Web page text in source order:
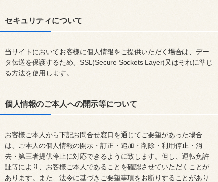
セキュリティについて
当サイトにおいてお客様に個人情報をご提供いただく場合は、デー
タ伝送を保護するため、SSL(Secure Sockets Layer)又はそれに準じ
る方法を使用します。
個人情報のご本人への開示等について
お客様ご本人から下記お問合せ窓口を通じてご要望があった場合
は、ご本人の個人情報の開示・訂正・追加・削除・利用停止・消
去・第三者提供停止に対応できるように致します。但し、運転免許
証等により、お客様ご本人であることを確認させていただくことが
あります。また、法令に基づきご要望事項をお断りすることがあり